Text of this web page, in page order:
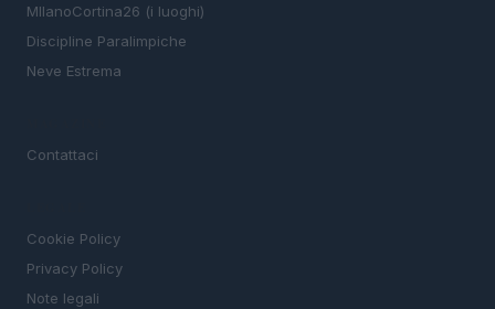
MIlanoCortina26 (i luoghi)
Discipline Paralimpiche
Neve Estrema
Contattaci
Cookie Policy
Privacy Policy
Note legali